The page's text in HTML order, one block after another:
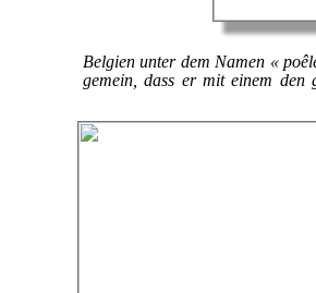
Belgien unter dem Namen «
gemein, dass er mit einem den